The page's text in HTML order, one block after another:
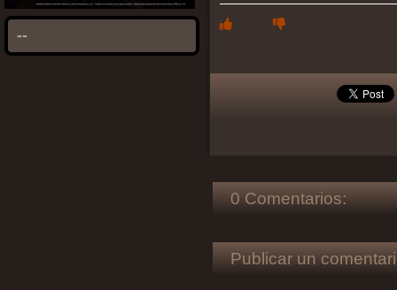
--
0 Comentarios:
Publicar un